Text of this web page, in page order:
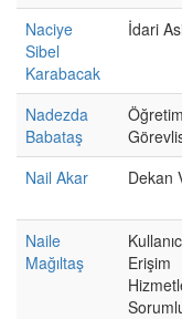
Naciye
Sibel
Karabacak
İdari
Nadezda
Babataş
Öğretim
Nail Akar Dekan
Naile
Mağıltaş
Erişim